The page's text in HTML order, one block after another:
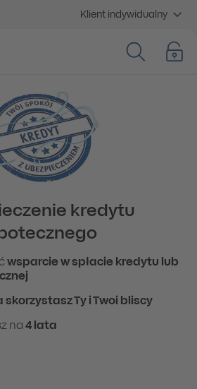
Klient indywidualny
kredytu
wsparcie w spłacie kredytu lub
skorzystasz Ty i Twoi bliscy
na 4 lata